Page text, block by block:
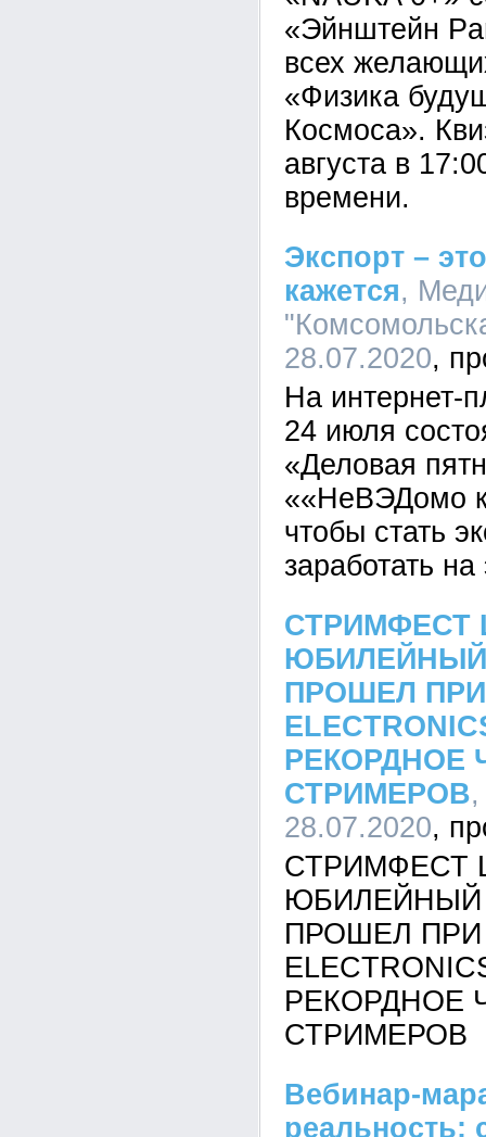
«Эйнштейн
всех
«Физика
Космоса».
августа в
времени.
Экспорт –
кажется,
28.07.2020
На интернет-
24 июля
«Деловая
««НеВЭДомо
чтобы стать
заработать
СТРИМФЕСТ
ПРОШЕЛ
РЕКОРДНОЕ
СТРИМЕРОВ
28.07.2020
СТРИМФЕСТ
ЮБИЛЕЙНЫЙ
ПРОШЕЛ ПРИ
РЕКОРДНОЕ
СТРИМЕРОВ
Вебинар-
реальность: